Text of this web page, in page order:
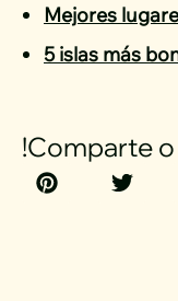
Mejores
5 islas más
!Comparte